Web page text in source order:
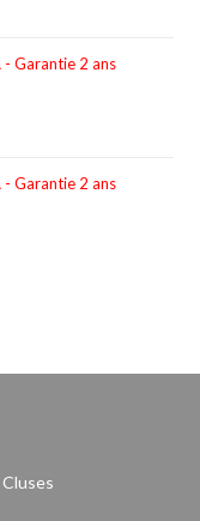
Garantie 2 ans
Garantie 2 ans